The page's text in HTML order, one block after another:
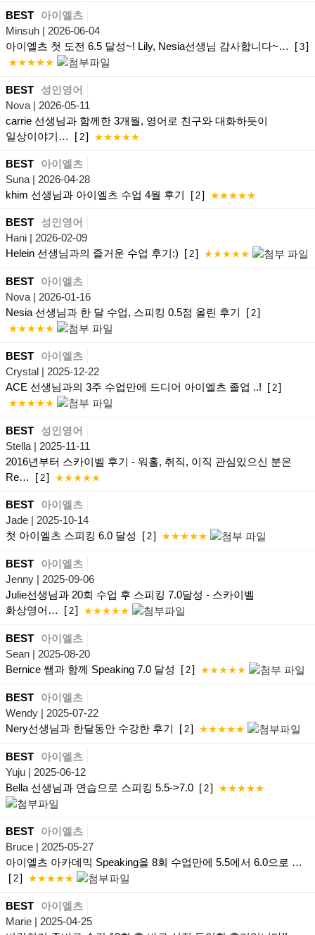
BEST
아이엘츠
Minsuh | 2026-06-04
아이엘츠 첫 도전 6.5 달성~! Lily, Nesia선생님 감사합니다~…
[ 3]
★★★★★
BEST
성인영어
Nova | 2026-05-11
carrie 선생님과 함께한 3개월, 영어로 친구와 대화하듯이
일상이야기…
[ 2] ★★★★★
BEST
아이엘츠
Suna | 2026-04-28
khim 선생님과 아이엘츠 수업 4월 후기
[ 2] ★★★★★
BEST
성인영어
Hani | 2026-02-09
Helein 선생님과의 즐거운 수업 후기:) [ 2] ★★★★★
BEST
아이엘츠
Nova | 2026-01-16
Nesia 선생님과 한 달 수업, 스피킹 0.5점 올린 후기
[ 2]
★★★★★
BEST
아이엘츠
Crystal | 2025-12-22
ACE 선생님과의 3주 수업만에 드디어 아이엘츠 졸업 ..! [ 2]
★★★★★
BEST
성인영어
Stella | 2025-11-11
2016년부터 스카이벨 후기 - 워홀, 취직, 이직 관심있으신 분은
Re…
[ 2] ★★★★★
BEST
아이엘츠
Jade | 2025-10-14
첫 아이엘츠 스피킹 6.0 달성
[ 2] ★★★★★
BEST
아이엘츠
Jenny | 2025-09-06
Julie선생님과 20회 수업 후 스피킹 7.0달성 - 스카이벨
화상영어…
[ 2] ★★★★★
BEST
아이엘츠
Sean | 2025-08-20
Bernice 쌤과 함께 Speaking 7.0 달성
[ 2] ★★★★★
BEST
아이엘츠
Wendy | 2025-07-22
Nery선생님과 한달동안 수강한 후기
[ 2] ★★★★★
BEST
아이엘츠
Yuju | 2025-06-12
Bella 선생님과 연습으로 스피킹 5.5->7.0 [ 2] ★★★★★
BEST
아이엘츠
Bruce | 2025-05-27
아이엘츠 아카데믹 Speaking을 8회 수업만에 5.5에서 6.0으로 …
[ 2] ★★★★★
BEST
아이엘츠
Marie | 2025-04-25